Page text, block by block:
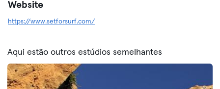
Website
https://www.setforsurf.com/
Aqui estão outros estúdios semelhantes